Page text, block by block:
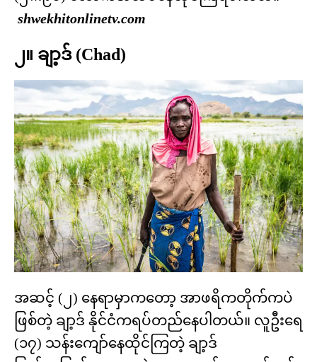
shwekhitonlinetv.com
၂။ ချာ့ဒ် (Chad)
အဆင့် (၂) နေရာမှာကတော့ အာဖရိကတိုက်ကပဲ
ဖြစ်တဲ့ ချာ့ဒ် နိုင်ငံကရပ်တည်နေပါတယ်။ လူဦးရေ
(၁၇) သန်းကျော်နေထိုင်ကြတဲ့ ချာ့ဒ်